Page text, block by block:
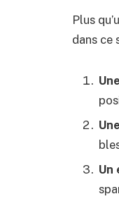
Plus
dans ce
Un